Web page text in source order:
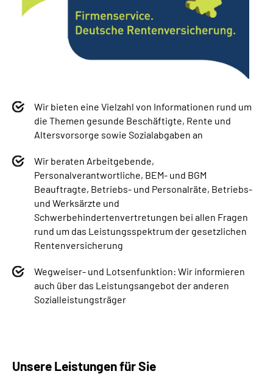
Wir bieten eine Vielzahl von Informationen rund um
die Themen gesunde Beschäftigte, Rente und
Altersvorsorge sowie Sozialabgaben an
Wir beraten Arbeitgebende,
Personalverantwortliche, BEM- und BGM
Beauftragte, Betriebs- und Personalräte, Betriebs-
und Werksärzte und
Schwerbehindertenvertretungen bei allen Fragen
rund um das Leistungsspektrum der gesetzlichen
Rentenversicherung
Wegweiser- und Lotsenfunktion: Wir informieren
auch über das Leistungsangebot der anderen
Sozialleistungsträger
Unsere Leistungen für Sie